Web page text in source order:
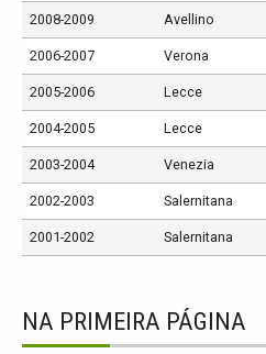
2008-2009 Avellino
2006-2007 Verona
2005-2006 Lecce
2004-2005 Lecce
2003-2004 Venezia
2002-2003 Salernitana
2001-2002 Salernitana
NA PRIMEIRA PÁGINA